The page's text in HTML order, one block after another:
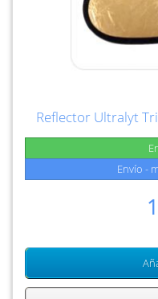
Reflector Ultralyt
Envío -